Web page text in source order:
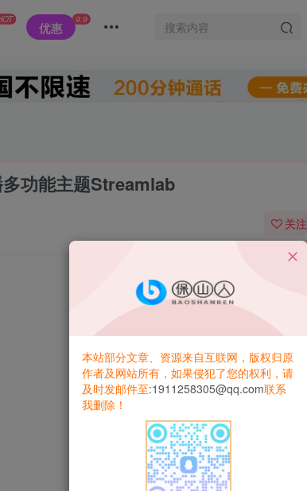
优惠
9.9
功能主题Streamlab
关注
3.9W+
本站部分文章、资源来自互联网，版权归原
作者及网站所有，如果侵犯了您的权利，请
及时发邮件至:1911258305@qq.com联系
我删除！